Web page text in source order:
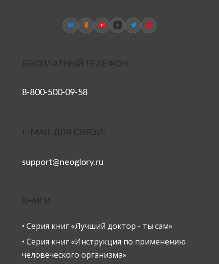
БЕСПЛАТНЫЙ ТЕЛЕФОН:
8-800-500-09-58
E-MAIL ДЛЯ СВЯЗИ:
support@neoglory.ru
КНИГИ
• Серия книг «Лучший доктор - ты сам»
• Серия книг «Инструкция по применению
человеческого организма»